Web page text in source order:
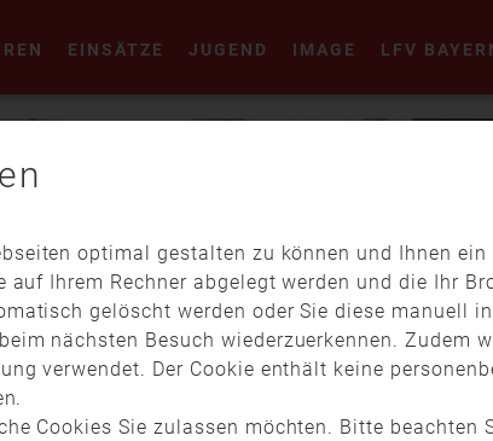
EINSÄTZE JUGEND IMAGE LFV
optimal gestalten zu können und Ihnen
auf Ihrem Rechner abgelegt werden und die Ihr
gelöscht werden oder Sie diese manuell
nächsten Besuch wiederzuerkennen. Zudem
verwendet. Der Cookie enthält keine
Cookies Sie zulassen möchten. Bitte beachten